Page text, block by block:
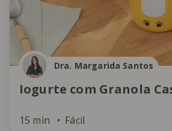
Dra. Margarida Santos
Iogurte com Granola
15 min Fácil